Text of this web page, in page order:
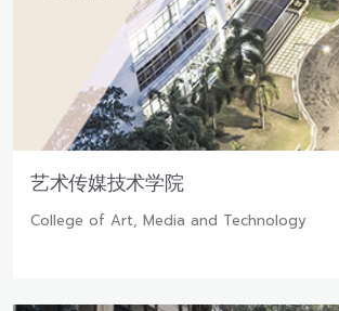
艺术传媒技术学院
College of Art, Media and Technology